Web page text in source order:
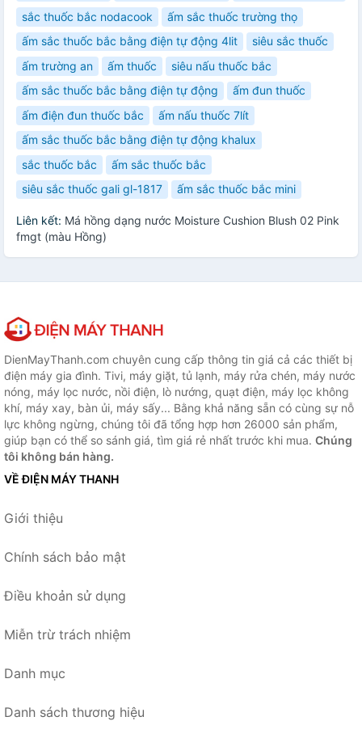
sắc thuốc bắc nodacook
ấm sắc thuốc trường thọ
ấm sắc thuốc bắc bằng điện tự động 4lit
siêu sắc thuốc
ấm trường an
ấm thuốc
siêu nấu thuốc bắc
ấm sắc thuốc bắc bằng điện tự động
ấm đun thuốc
ấm điện đun thuốc bắc
ấm nấu thuốc 7lít
ấm sắc thuốc bắc bằng điện tự động khalux
sắc thuốc bắc
ấm sắc thuốc bắc
siêu sắc thuốc gali gl-1817
ấm sắc thuốc bắc mini
Liên kết: Má hồng dạng nước Moisture Cushion Blush 02 Pink
fmgt (màu Hồng)
DienMayThanh.com chuyên cung cấp thông tin giá cả các thiết bị
điện máy gia đình. Tivi, máy giặt, tủ lạnh, máy rửa chén, máy nước
nóng, máy lọc nước, nồi điện, lò nướng, quạt điện, máy lọc không
khí, máy xay, bàn ủi, máy sấy... Bằng khả năng sẵn có cùng sự nỗ
lực không ngừng, chúng tôi đã tổng hợp hơn 26000 sản phẩm,
giúp bạn có thể so sánh giá, tìm giá rẻ nhất trước khi mua. Chúng
tôi không bán hàng.
VỀ ĐIỆN MÁY THANH
Giới thiệu
Chính sách bảo mật
Điều khoản sử dụng
Miễn trừ trách nhiệm
Danh mục
Danh sách thương hiệu